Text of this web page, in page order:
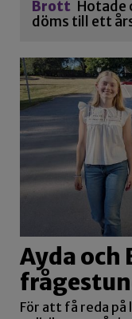
Brott Hotade
döms till ett
Ayda och
För att få reda på